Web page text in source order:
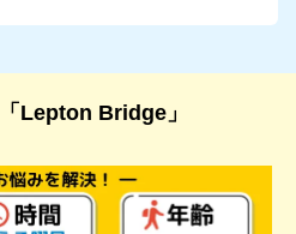
「Lepton Bridge」